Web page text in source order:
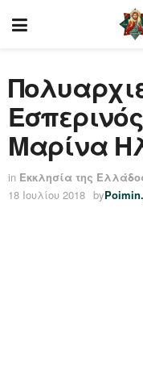
Μαρίνα
in Εκκλησία της
18 Ιουλίου 2018 by